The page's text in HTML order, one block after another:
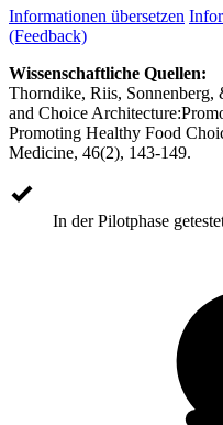
Informationen übersetzen
(Feedback)
Wissenschaftliche Quellen:
Thorndike, Riis,
and Choice
Promoting Healthy Food
Medicine, 46(2), 143-149.
In der Pilotphase